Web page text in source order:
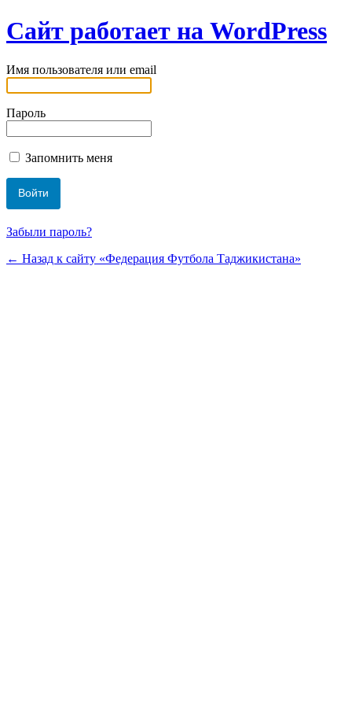
Сайт работает на WordPress
Имя пользователя или email
Пароль
Запомнить меня
Забыли пароль?
← Назад к сайту «Федерация Футбола Таджикистана»